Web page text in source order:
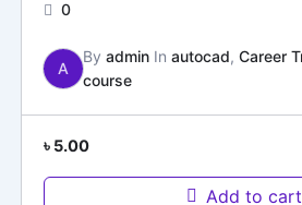
0
A
By adminIn autocad, Career
course
৳ 5.00
Add to cart